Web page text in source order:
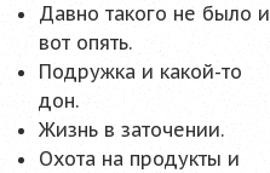
Давно такого не было и
вот опять.
Подружка и какой-то
дон.
Жизнь в заточении.
Охота на продукты и